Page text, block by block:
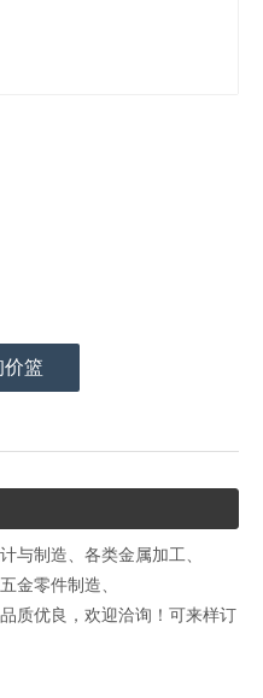
价篮
与制造、各类金属加工、
金零件制造、
质优良，欢迎洽询！可来样订